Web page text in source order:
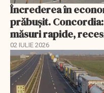
Încrederea în
prăbușit.
măsuri rapide,
02 IULIE 2026